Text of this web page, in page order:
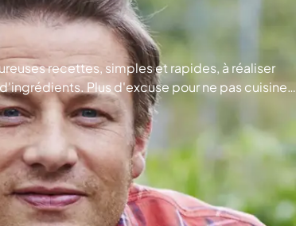
recettes, simples et rapides, à réaliser
Plus d'excuse pour ne pas cuisiner